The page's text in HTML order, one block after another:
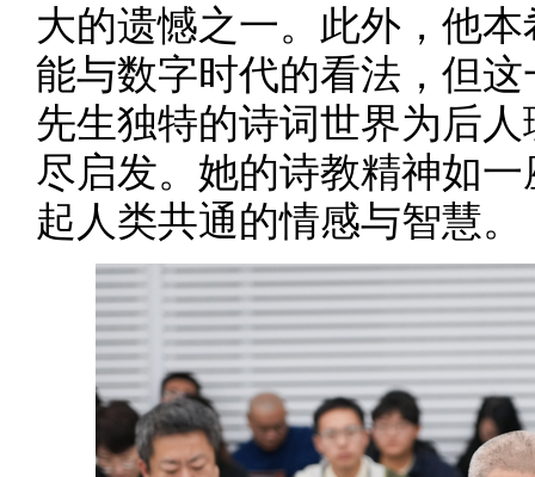
大的遗憾之一。此外，他
能与数字时代的看法，但
先生独特的诗词世界为后
尽启发。她的诗教精神如
起人类共通的情感与智慧。